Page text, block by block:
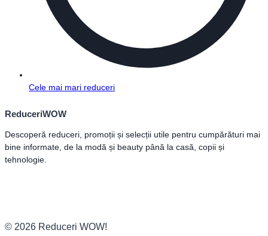
Cele mai mari reduceri
ReduceriWOW
Descoperă reduceri, promoții și selecții utile pentru cumpărături mai
bine informate, de la modă și beauty până la casă, copii și
tehnologie.
© 2026 Reduceri WOW!